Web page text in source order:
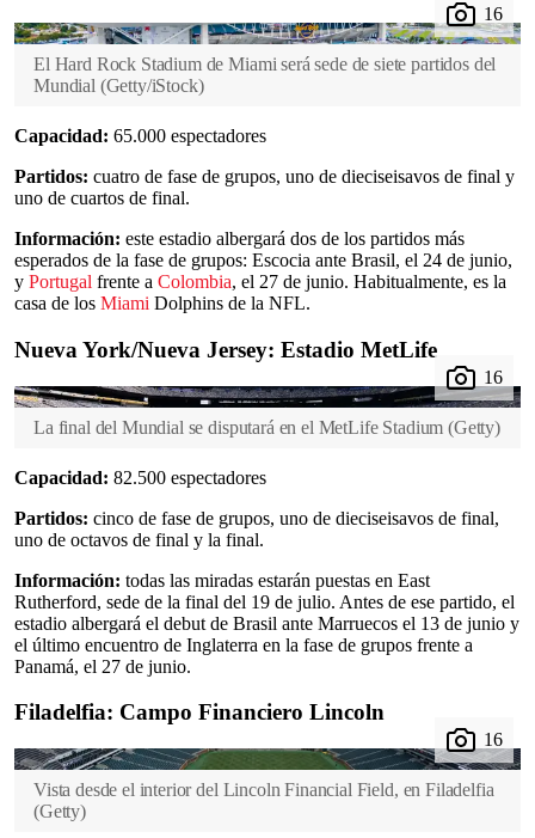
El Hard Rock Stadium de Miami será sede de siete partidos del
Mundial (Getty/iStock)
Capacidad: 65.000 espectadores
Partidos: cuatro de fase de grupos, uno de dieciseisavos de final y
uno de cuartos de final.
Información: este estadio albergará dos de los partidos más
esperados de la fase de grupos: Escocia ante Brasil, el 24 de junio,
y Portugal frente a Colombia, el 27 de junio. Habitualmente, es la
casa de los Miami Dolphins de la NFL.
Nueva York/Nueva Jersey: Estadio MetLife
La final del Mundial se disputará en el MetLife Stadium (Getty)
Capacidad: 82.500 espectadores
Partidos: cinco de fase de grupos, uno de dieciseisavos de final,
uno de octavos de final y la final.
Información: todas las miradas estarán puestas en East
Rutherford, sede de la final del 19 de julio. Antes de ese partido, el
estadio albergará el debut de Brasil ante Marruecos el 13 de junio y
el último encuentro de Inglaterra en la fase de grupos frente a
Panamá, el 27 de junio.
Filadelfia: Campo Financiero Lincoln
Vista desde el interior del Lincoln Financial Field, en Filadelfia
(Getty)